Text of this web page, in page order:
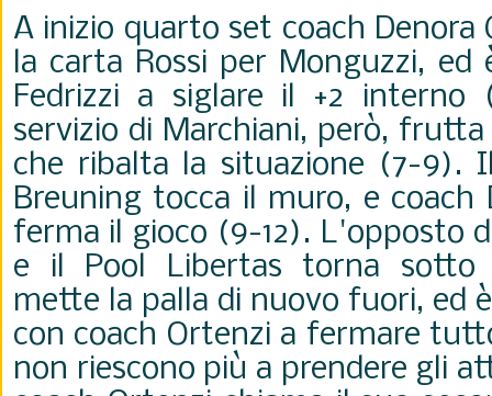
A inizio quarto set coach Denora
la carta Rossi per Monguzzi,
Fedrizzi a siglare il +2
servizio di Marchiani, però,
che ribalta la situazione (7-9).
Breuning tocca il muro, e coach
ferma il gioco (9-12). L'opposto
e il Pool Libertas torna sotto
mette la palla di nuovo fuori, ed
con coach Ortenzi a fermare
non riescono più a prendere gli